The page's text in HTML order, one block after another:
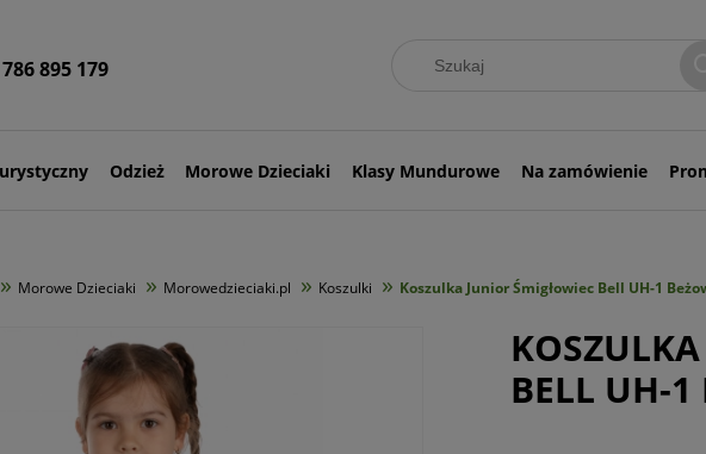
786 895 179
Odzież Morowe Dzieciaki Klasy Mundurowe Na zamówienie
» Morowe Dzieciaki » Morowedzieciaki.pl » Koszulki » Koszulka Junior Śmigłowiec Bell UH-1
BELL UH-1